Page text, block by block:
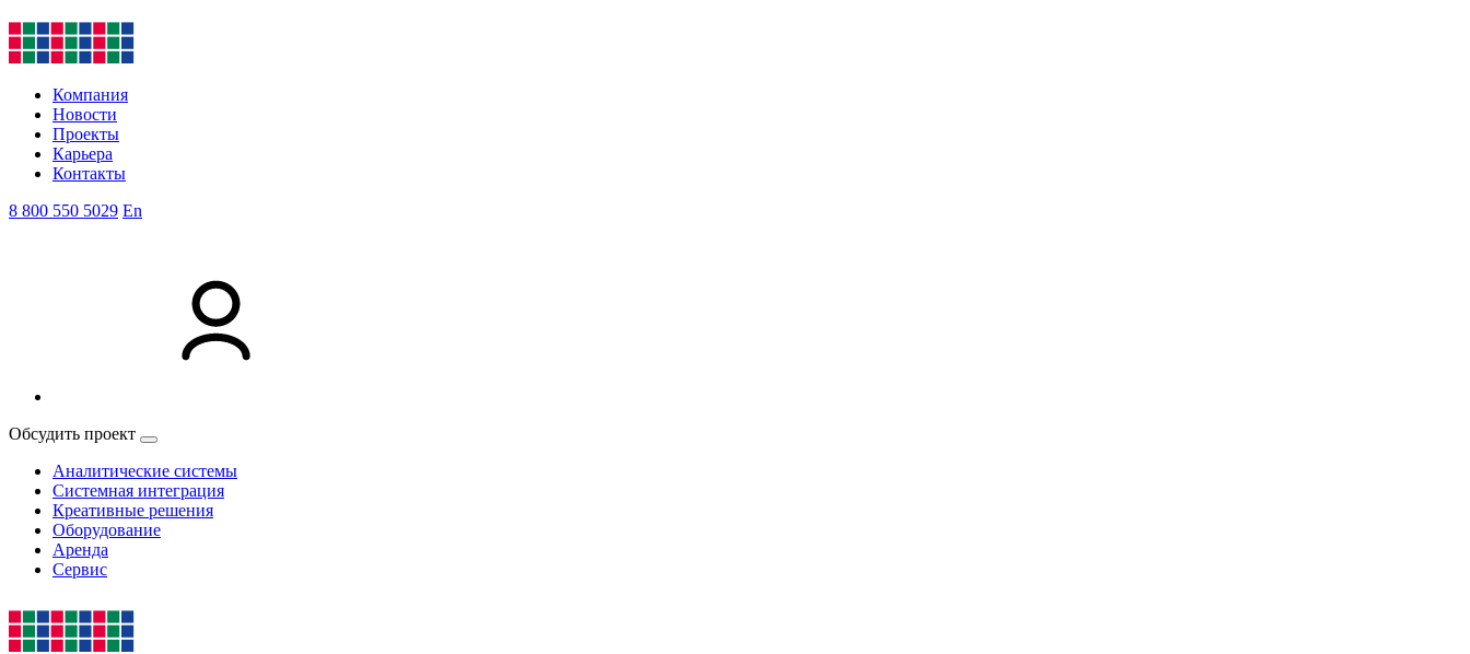
Компания
Новости
Проекты
Карьера
Контакты
8 800 550 5029 En
Обсудить проект
Аналитические системы
Системная интеграция
Креативные решения
Оборудование
Аренда
Сервис